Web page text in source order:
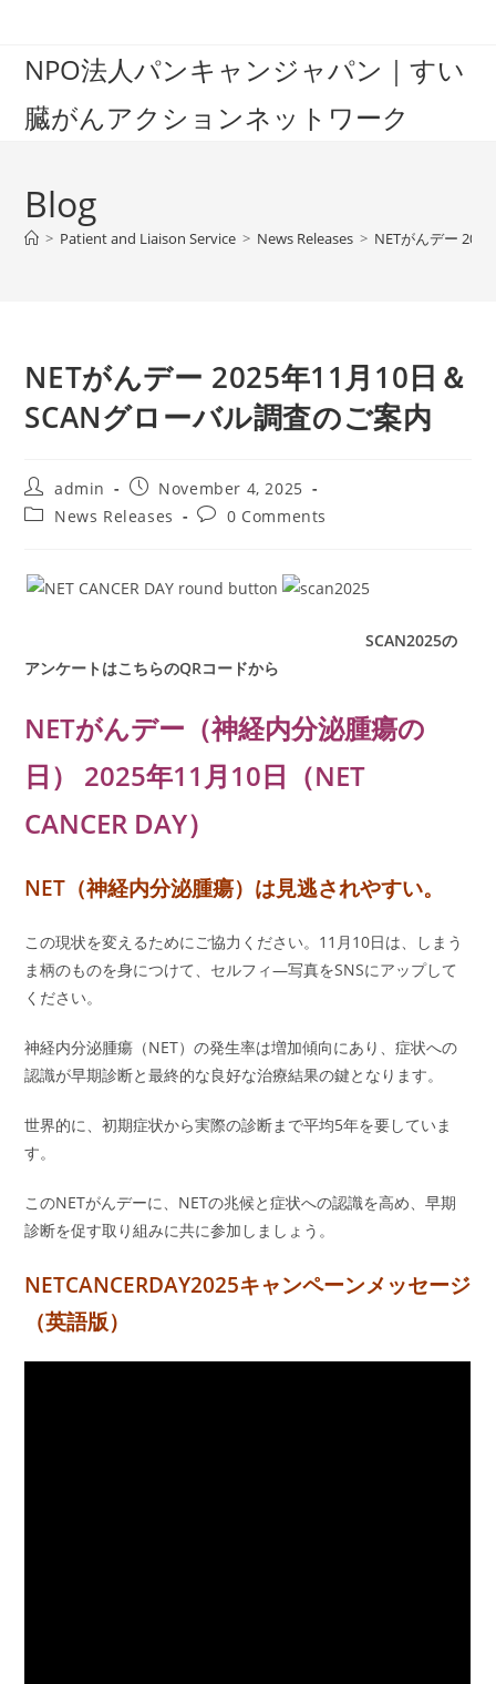
contentNPO法人パンキャンジャパン｜すい
臓がんアクションネットワーク
Blog
> Patient and Liaison Service > News Releases > NETがんデー
NETがんデー 2025年11月10日＆
SCANグローバル調査のご案内
Post
author:
admin
Post
published:
November 4, 2025
PostNews Releases
Post0 Comments
SCAN2025の
アンケートはこちらのQRコードから
NETがんデー（神経内分泌腫瘍の
日） 2025年11月10日（NET
CANCER DAY）
NET（神経内分泌腫瘍）は見逃されやすい。
この現状を変えるためにご協力ください。11月10日は、しまう
ま柄のものを身につけて、セルフィ―写真をSNSにアップして
ください。
神経内分泌腫瘍（NET）の発生率は増加傾向にあり、症状への
認識が早期診断と最終的な良好な治療結果の鍵となります。
世界的に、初期症状から実際の診断まで平均5年を要していま
す。
このNETがんデーに、NETの兆候と症状への認識を高め、早期
診断を促す取り組みに共に参加しましょう。
NETCANCERDAY2025キャンペーンメッセージ
（英語版）